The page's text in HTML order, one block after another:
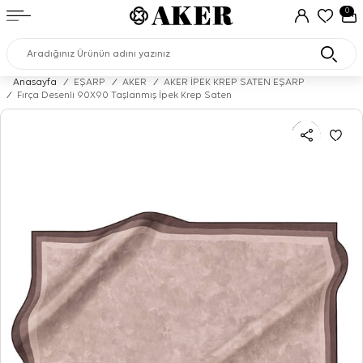
0
Anasayfa / EŞARP / AKER /
AKER İPEK KREP SATEN EŞARP
/
Fırça Desenli 90X90 Taşlanmış İpek Krep Saten